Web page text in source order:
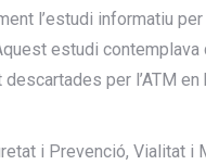
l’estudi informatiu
estudi contemplava
per l’ATM
i Prevenció, Vialitat i